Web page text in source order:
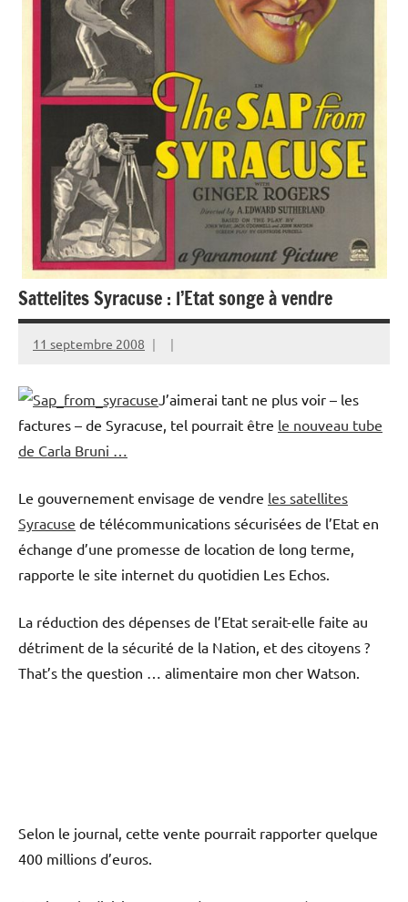
Sattelites Syracuse : l’Etat songe à vendre
11 septembre 2008
J’aimerai tant ne plus voir – les
factures – de Syracuse, tel pourrait être le nouveau tube
de Carla Bruni …
Le gouvernement envisage de vendre les satellites
Syracuse de télécommunications sécurisées de l’Etat en
échange d’une promesse de location de long terme,
rapporte le site internet du quotidien Les Echos.
La réduction des dépenses de l’Etat serait-elle faite au
détriment de la sécurité de la Nation, et des citoyens ?
That’s the question … alimentaire mon cher Watson.
Selon le journal, cette vente pourrait rapporter quelque
400 millions d’euros.